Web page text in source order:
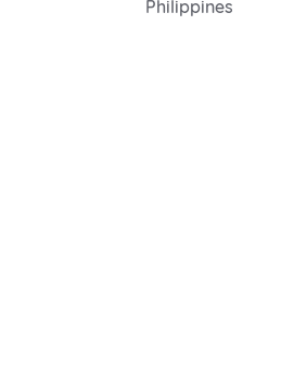
Philippines